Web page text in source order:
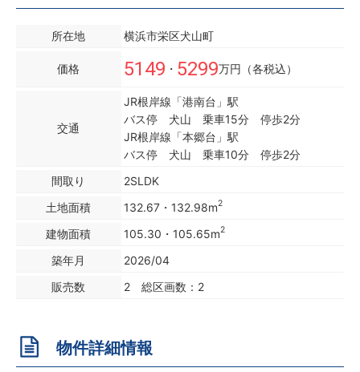
所在地 横浜市栄区犬山町
価格 5149 ・ 5299万円（各税込）
交通
JR根岸線「港南台」駅
バス停 犬山 乗車15分 停歩2分
JR根岸線「本郷台」駅
バス停 犬山 乗車10分 停歩2分
間取り
2SLDK
土地面積
132.67・132.98m2
建物面積 105.30・105.65m2
築年月
2026/04
販売数
2 総区画数：2
物件詳細情報